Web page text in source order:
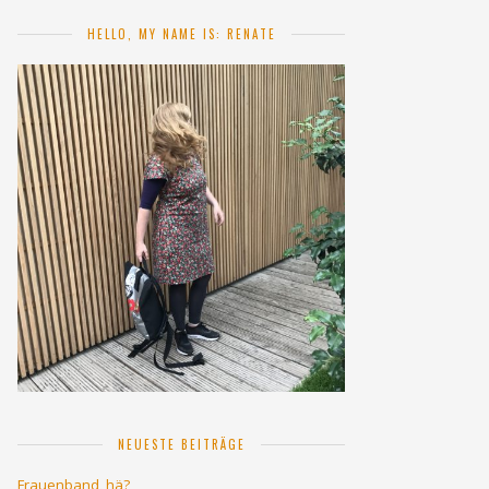
HELLO, MY NAME IS: RENATE
NEUESTE BEITRÄGE
Frauenband, hä?